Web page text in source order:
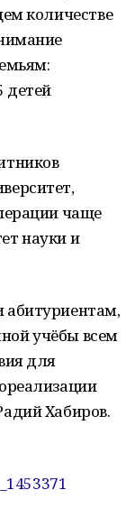
количестве
детей
чаще
науки и
абитуриентам,
учёбы всем
для
Хабиров.